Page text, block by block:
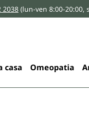
2038 (lun-ven 8:00-20:00,
casa Omeopatia